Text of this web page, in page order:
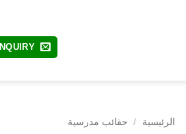
INQUIRY
الرئيسية / حقائب مدرسية